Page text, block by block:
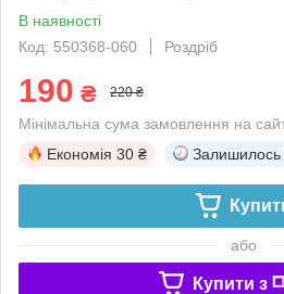
В наявності
Код: 550368-060
Роздріб
190 ₴ 220 ₴
Мінімальна сума замовлення на
Економія 30 ₴ Залишилось
або
Купити з